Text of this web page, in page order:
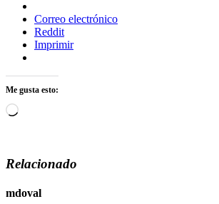
Correo electrónico
Reddit
Imprimir
Me gusta esto:
Cargando...
Relacionado
mdoval